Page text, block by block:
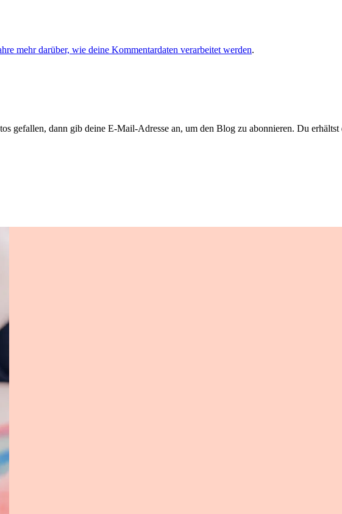
mehr darüber, wie deine Kommentardaten verarbeitet werden.
gefallen, dann gib deine E-Mail-Adresse an, um den Blog zu abonnieren. Du